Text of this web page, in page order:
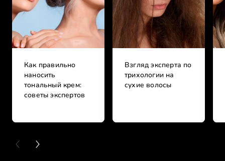
Как правильно
наносить
тональный крем:
советы экспертов
Взгляд эксперта по
трихологии на
сухие волосы
PREVIOUS CARD
NEXT CARD